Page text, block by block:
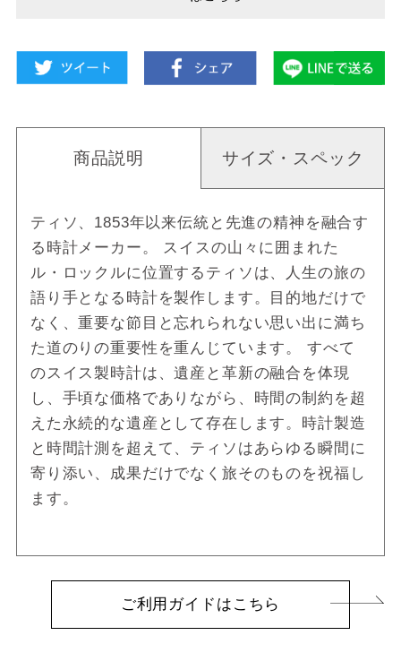
商品説明 サイズ・スペック
ティソ、1853年以来伝統と先進の精神を融合す
る時計メーカー。 スイスの山々に囲まれた
ル・ロックルに位置するティソは、人生の旅の
語り手となる時計を製作します。目的地だけで
なく、重要な節目と忘れられない思い出に満ち
た道のりの重要性を重んじています。 すべて
のスイス製時計は、遺産と革新の融合を体現
し、手頃な価格でありながら、時間の制約を超
えた永続的な遺産として存在します。時計製造
と時間計測を超えて、ティソはあらゆる瞬間に
寄り添い、成果だけでなく旅そのものを祝福し
ます。
ご利用ガイドはこちら